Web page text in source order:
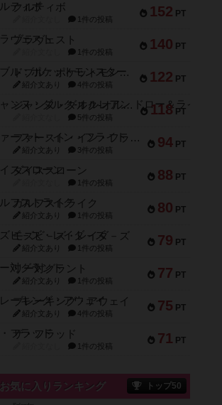
152 PT
クルティボ
1件の投稿
140 PT
ブラヴェスト
1件の投稿
122 PT
ドブル：ポケットモンスター
紹介文あり 4件の投稿
118 PT
ジャンヌ・ダルク-オルレアン ドロー＆ライト
5件の投稿
94 PT
ファースト・イン・フライト
紹介文あり 3件の投稿
88 PT
ダイススローン
1件の投稿
80 PT
ガルフストライク
紹介文あり 1件の投稿
79 PT
モズビ－ズ・レイダ－ズ
紹介文あり 1件の投稿
77 PT
リー対グラント
紹介文あり 1件の投稿
75 PT
ブレーキング・アウェイ
紹介文あり 4件の投稿
71 PT
ザ・フラッド
1件の投稿
お気に入りランキング トップ50